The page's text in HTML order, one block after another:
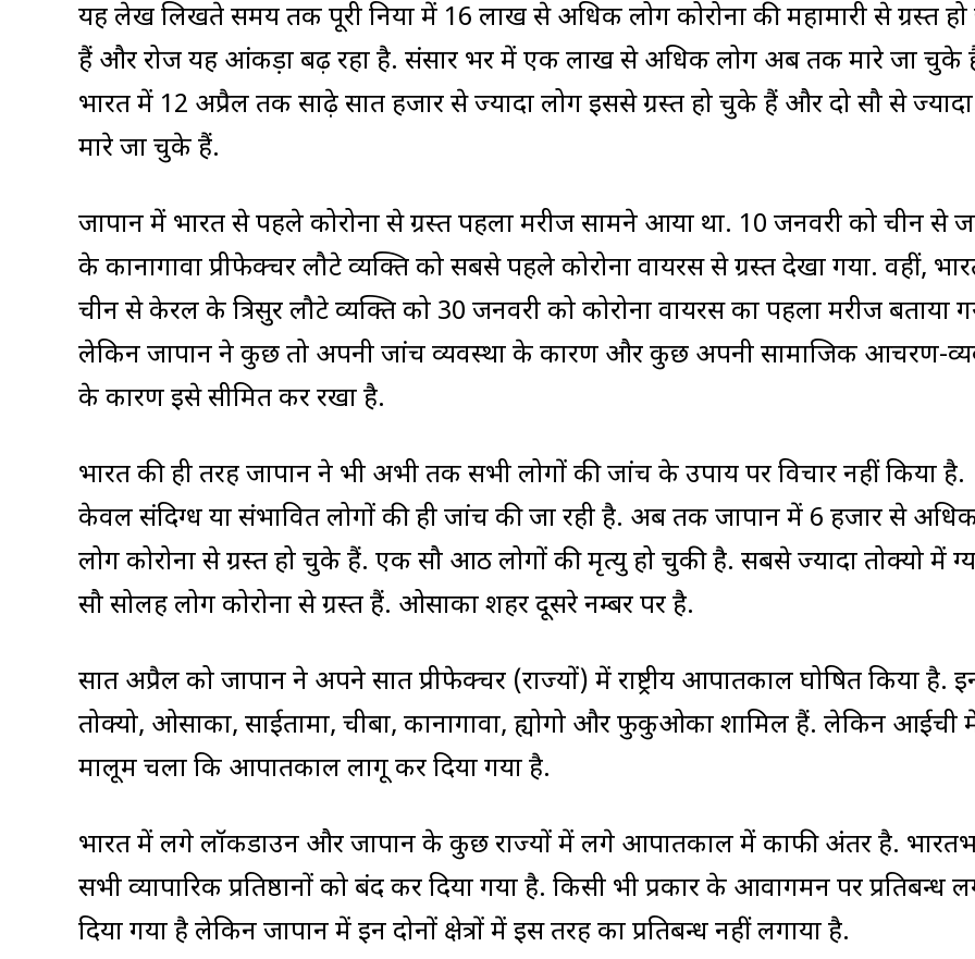
यह लेख लिखते समय तक पूरी दुनिया में 16 लाख से अधिक लोग कोरोना की महामारी से ग्रस्त
हैं और रोज यह आंकड़ा बढ़ रहा है. संसार भर में एक लाख से अधिक लोग अब तक मारे जा चुके
भारत में 12 अप्रैल तक साढ़े सात हजार से ज्यादा लोग इससे ग्रस्त हो चुके हैं और दो सौ से
मारे जा चुके हैं.
जापान में भारत से पहले कोरोना से ग्रस्त पहला मरीज सामने आया था. 10 जनवरी को चीन से
के कानागावा प्रीफेक्चर लौटे व्यक्ति को सबसे पहले कोरोना वायरस से ग्रस्त देखा गया. वहीं,
चीन से केरल के त्रिसुर लौटे व्यक्ति को 30 जनवरी को कोरोना वायरस का पहला मरीज बताया
लेकिन जापान ने कुछ तो अपनी जांच व्यवस्था के कारण और कुछ अपनी सामाजिक आचरण-
के कारण इसे सीमित कर रखा है.
भारत की ही तरह जापान ने भी अभी तक सभी लोगों की जांच के उपाय पर विचार नहीं किया है.
केवल संदिग्ध या संभावित लोगों की ही जांच की जा रही है. अब तक जापान में 6 हजार से
लोग कोरोना से ग्रस्त हो चुके हैं. एक सौ आठ लोगों की मृत्यु हो चुकी है. सबसे ज्यादा तोक्यो में
सौ सोलह लोग कोरोना से ग्रस्त हैं. ओसाका शहर दूसरे नम्बर पर है.
सात अप्रैल को जापान ने अपने सात प्रीफेक्चर (राज्यों) में राष्ट्रीय आपातकाल घोषित किया है.
तोक्यो, ओसाका, साईतामा, चीबा, कानागावा, ह्योगो और फुकुओका शामिल हैं. लेकिन आईची
मालूम चला कि आपातकाल लागू कर दिया गया है.
भारत में लगे लॉकडाउन और जापान के कुछ राज्यों में लगे आपातकाल में काफी अंतर है.
सभी व्यापारिक प्रतिष्ठानों को बंद कर दिया गया है. किसी भी प्रकार के आवागमन पर प्रतिबन्ध
दिया गया है लेकिन जापान में इन दोनों क्षेत्रों में इस तरह का प्रतिबन्ध नहीं लगाया है.